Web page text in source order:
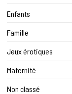
Enfants
Famille
Jeux érotiques
Maternité
Non classé